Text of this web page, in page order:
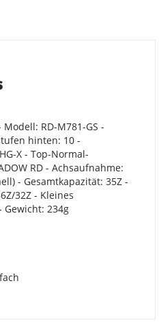
RD-M781-GS -
hinten: 10 -
X - Top-Normal-
RD - Achsaufnahme:
- Gesamtkapazität: 35Z -
32Z - Kleines
Gewicht: 234g